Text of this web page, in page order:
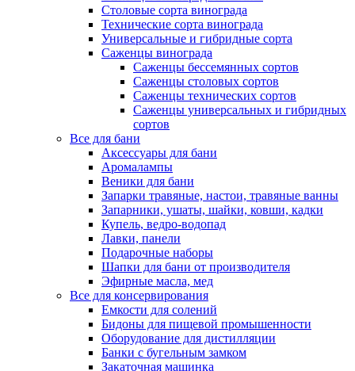
Столовые сорта винограда
Технические сорта винограда
Универсальные и гибридные сорта
Саженцы винограда
Саженцы бессемянных сортов
Саженцы столовых сортов
Саженцы технических сортов
Саженцы универсальных и гибридных
сортов
Все для бани
Аксессуары для бани
Аромалампы
Веники для бани
Запарки травяные, настои, травяные ванны
Запарники, ушаты, шайки, ковши, кадки
Купель, ведро-водопад
Лавки, панели
Подарочные наборы
Шапки для бани от производителя
Эфирные масла, мед
Все для консервирования
Емкости для солений
Бидоны для пищевой промышенности
Оборудование для дистилляции
Банки с бугельным замком
Закаточная машинка